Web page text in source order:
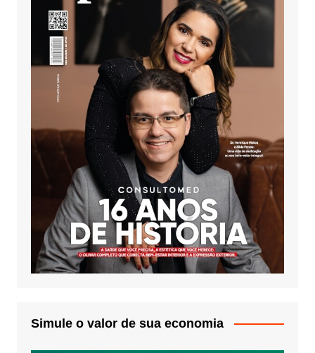
Simule o valor de sua economia